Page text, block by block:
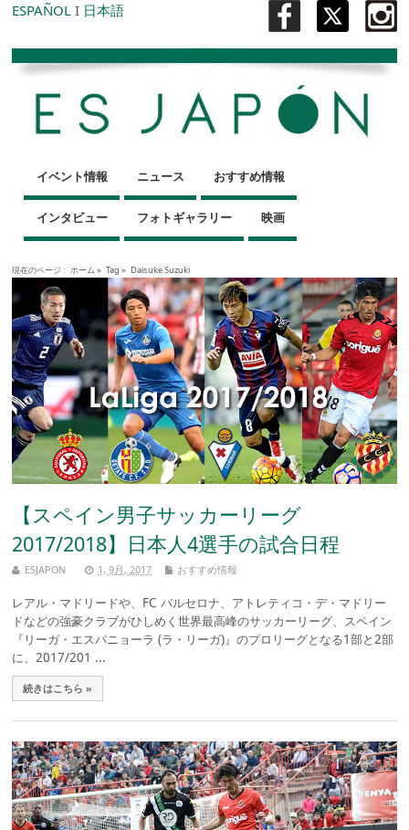
ESPAÑOL I 日本語
イベント情報 ニュース おすすめ情報
インタビュー フォトギャラリー 映画
現在のページ : ホーム » Tag » Daisuke Suzuki
【スペイン男子サッカーリーグ
2017/2018】日本人4選手の試合日程
ESJAPON 1, 9月, 2017 おすすめ情報
レアル・マドリードや、FC バルセロナ、アトレティコ・デ・マドリー
ドなどの強豪クラブがひしめく世界最高峰のサッカーリーグ、スペイン
『リーガ・エスパニョーラ (ラ・リーガ)』のプロリーグとなる1部と2部
に、2017/201 ...
続きはこちら »